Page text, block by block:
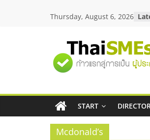
Thursday, August 6, 2026
"ศูนย์
รวม
ข้อมูล
START
Mcdonald’s